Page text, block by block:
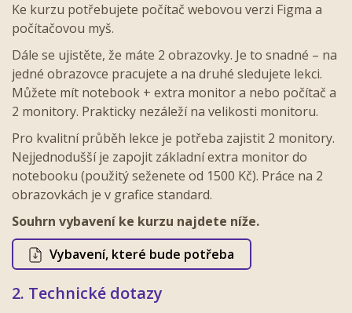
Ke kurzu potřebujete počítač webovou verzi Figma a
počítačovou myš.
Dále se ujistěte, že máte 2 obrazovky. Je to snadné – na
jedné obrazovce pracujete a na druhé sledujete lekci.
Můžete mít notebook + extra monitor a nebo počítač a
2 monitory. Prakticky nezáleží na velikosti monitoru.
Pro kvalitní průběh lekce je potřeba zajistit 2 monitory.
Nejjednodušší je zapojit základní extra monitor do
notebooku (použitý seženete od 1500 Kč). Práce na 2
obrazovkách je v grafice standard.
Souhrn vybavení ke kurzu najdete níže.
Vybavení, které bude potřeba
2. Technické dotazy